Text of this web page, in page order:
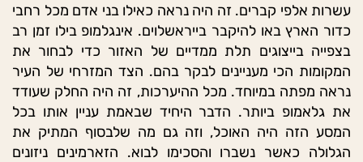
עשרות אלפי קברים. זה היה נראה כאילו בני אדם מכל רחבי
כדור הארץ באו להיקבר בייראשלוים. אינגלמופ בילו זמן רב
בצפייה בייצוגים תלת ממדיים של האזור כדי לבחור את
המקומות הכי מעניינים לבקר בהם. הצד המזרחי של העיר
נראה מפתה במיוחד. מכל ההיערכות, זה היה החלק שעודד
את גלאמופ ביותר. הדבר היחיד שבאמת עניין אותו בכל
המסע הזה היה האוכל, וזה גם מה שלבסוף המתיק את
הגלולה כאשר נשברו והסכימו לבוא. הזארמינים ניזונים